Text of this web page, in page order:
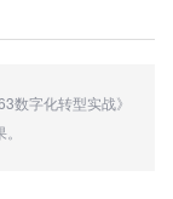
数字化转型实战》